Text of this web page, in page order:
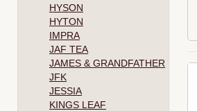
HYSON
HYTON
IMPRA
JAF TEA
JAMES & GRANDFATHER
JFK
JESSIA
KINGS LEAF